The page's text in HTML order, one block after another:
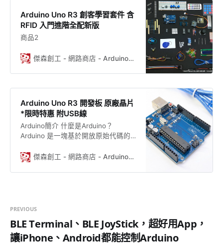
Arduino Uno R3 創客學習套件 含
RFID 入門進階全配新版
商品2
傑森創工 - 網路商店 - Arduino、樹莓派的專家，創客的好朋友
Arduino Uno R3 開發板 原廠晶片
*限時特惠 附USB線
Arduino簡介 什麼是Arduino？
Arduino 是一塊基於開放原始代碼的
Java,C語言的Processing/Wiring開發
阻等等。Arduino開發環境界面基於開
用開發出更多令人驚奇的互動作品。
特色描述 開放原始設計的電路圖，開
傑森創工 - 網路商店 - Arduino、樹莓派的專家，創客的好朋友
PREVIOUS
BLE Terminal、BLE JoyStick，超好用App，
讓iPhone、Android都能控制Arduino